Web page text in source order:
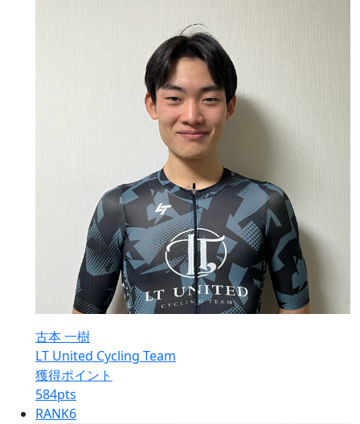
古本 一樹
LT United Cycling Team
獲得ポイント
584pts
RANK6